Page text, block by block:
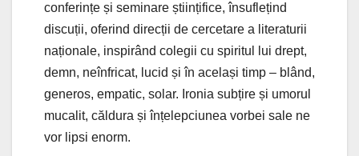
conferințe și seminare științifice, însuflețind
discuții, oferind direcții de cercetare a literaturii
naționale, inspirând colegii cu spiritul lui drept,
demn, neînfricat, lucid și în același timp – blând,
generos, empatic, solar. Ironia subțire și umorul
mucalit, căldura și înțelepciunea vorbei sale ne
vor lipsi enorm.